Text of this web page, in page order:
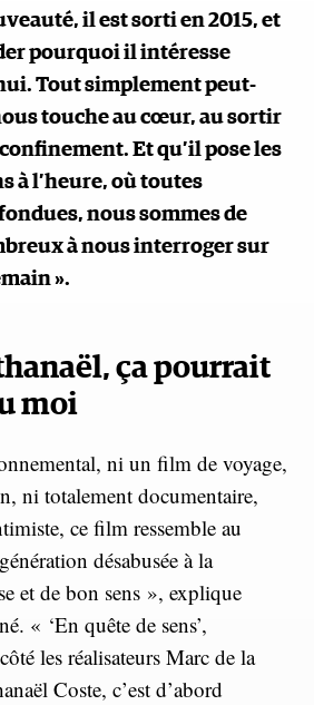
il est sorti en 2015, et
pourquoi il intéresse
Tout simplement peut-
touche au cœur, au sortir
Et qu’il pose les
à l’heure, où toutes
nous sommes de
à nous interroger sur
».
ça pourrait
moi
ni un film de voyage,
ni totalement documentaire,
ce film ressemble au
désabusée à la
et de bon sens », explique
« ‘En quête de sens’,
les réalisateurs Marc de la
Coste, c’est d’abord